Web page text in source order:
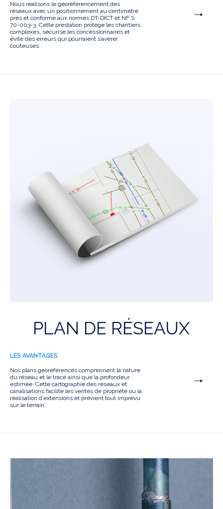
Nous réalisons le géoréférencement des
réseaux avec un positionnement au centimètre
près et conforme aux normes DT-DICT et NF S
70-003-3. Cette prestation protège les chantiers
complexes, sécurise les concessionnaires et
évite des erreurs qui pourraient s’avérer
coûteuses.
PLAN DE RÉSEAUX
LES AVANTAGES
Nos plans géoréférencés comprennent la nature
du réseau et le tracé ainsi que la profondeur
estimée. Cette cartographie des réseaux et
canalisations facilite les ventes de propriété ou la
réalisation d’extensions et prévient tout imprévu
sur le terrain.